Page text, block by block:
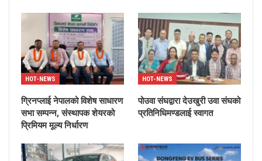
HOT-NEWS
ग्रिनप्लाई नेपालको विशेष साधारण
सभा सम्पन्न, संस्थापक शेयरको
प्रिमियम मूल्य निर्धारण
HOT-NEWS
पोउवा संघद्वारा देउखुरी उवा संघको
प्रतिनिधिमण्डलाई स्वागत